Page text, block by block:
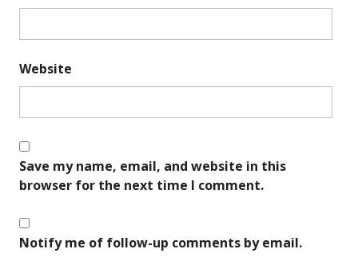
Website
Save my name, email, and website in this
browser for the next time I comment.
Notify me of follow-up comments by email.